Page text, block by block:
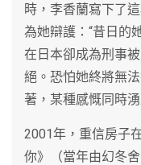
時，李香蘭寫下了
為她辯護：“昔日的
在日本卻成為刑事
絕。恐怕她終將無
著，某種感慨同時
2001年，重信房子
你》（當年由幻冬